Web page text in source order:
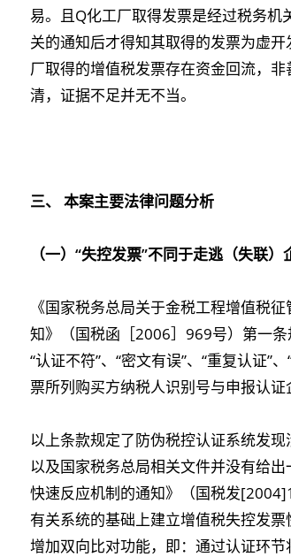
易。且Q化工厂取得发票是经过税务
关的通知后才得知其取得的发票为虚
厂取得的增值税发票存在资金回流，
清，证据不足并无不当。
三、 本案主要法律问题分析
（一）“失控发票”不同于走逃（失联
《国家税务总局关于金税工程增值税
知》（国税函［2006］969号）第一条
“认证不符”、“密文有误”、“重复认证”
票所列购买方纳税人识别号与申报认
以上条款规定了防伪税控认证系统发
以及国家税务总局相关文件并没有给
快速反应机制的通知》（国税发
有关系统的基础上建立增值税失控发
增加双向比对功能，即：通过认证环